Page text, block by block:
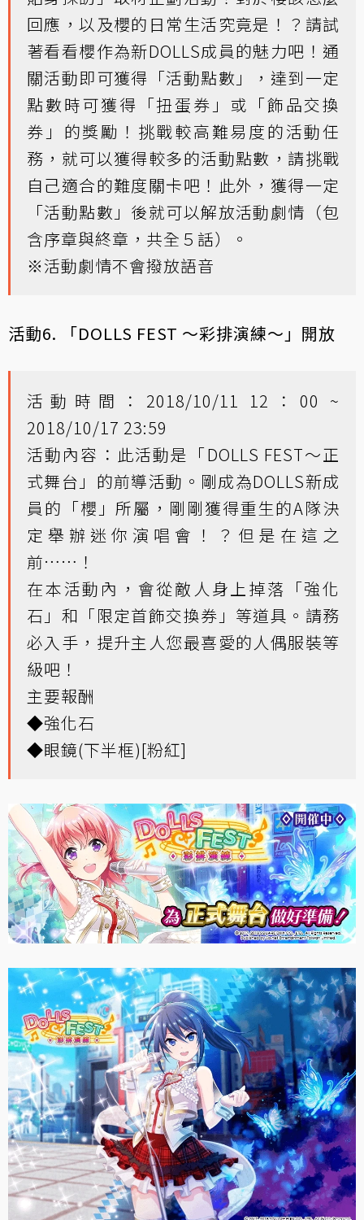
回應，以及櫻的日常生活究竟是！？請試
著看看櫻作為新DOLLS成員的魅力吧！通
關活動即可獲得「活動點數」，達到一定
點數時可獲得「扭蛋券」或「飾品交換
券」的獎勵！挑戰較高難易度的活動任
務，就可以獲得較多的活動點數，請挑戰
自己適合的難度關卡吧！此外，獲得一定
「活動點數」後就可以解放活動劇情（包
含序章與終章，共全５話）。
※活動劇情不會撥放語音
活動6. 「DOLLS FEST ～彩排演練～」開放
活動時間：2018/10/11 12：00 ~
2018/10/17 23:59
活動內容：此活動是「DOLLS FEST～正
式舞台」的前導活動。剛成為DOLLS新成
員的「櫻」所屬，剛剛獲得重生的A隊決
定舉辦迷你演唱會！？但是在這之
前……！
在本活動內，會從敵人身上掉落「強化
石」和「限定首飾交換券」等道具。請務
必入手，提升主人您最喜愛的人偶服裝等
級吧！
主要報酬
◆強化石
◆眼鏡(下半框)[粉紅]